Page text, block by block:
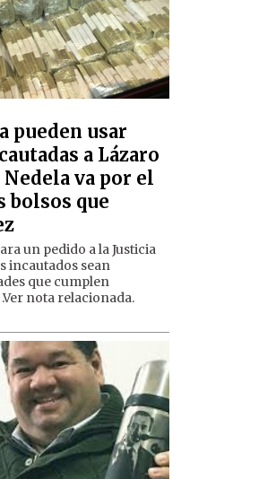
pueden usar
a Lázaro
Nedela va por el
bolsos que
un pedido a la Justicia
incautados sean
que cumplen
nota relacionada.